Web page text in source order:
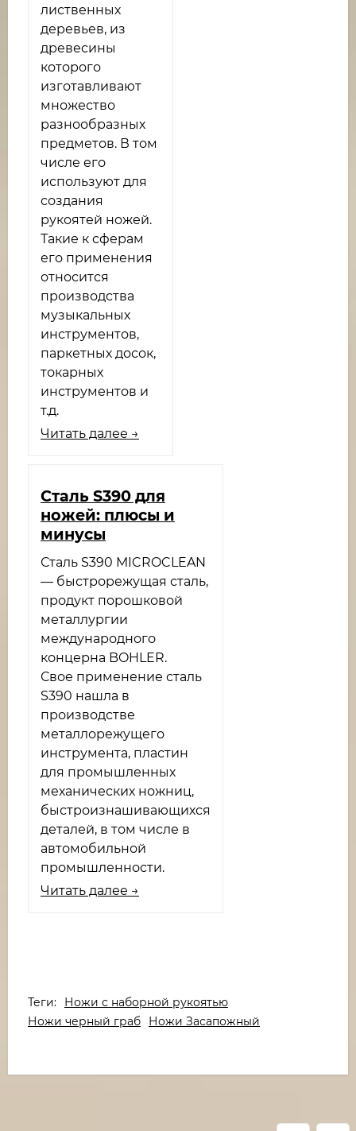
лиственных
деревьев, из
древесины
которого
изготавливают
множество
разнообразных
предметов. В том
числе его
используют для
создания
рукоятей ножей.
Такие к сферам
его применения
относится
производства
музыкальных
инструментов,
паркетных досок,
токарных
инструментов и
т.д.
Читать далее →
Сталь S390 для
ножей: плюсы и
минусы
Сталь S390 MICROCLEAN
— быстрорежущая сталь,
продукт порошковой
металлургии
международного
концерна BOHLER.
Свое применение сталь
S390 нашла в
производстве
металлорежущего
инструмента, пластин
для промышленных
механических ножниц,
быстроизнашивающихся
деталей, в том числе в
автомобильной
промышленности.
Читать далее →
Теги:
Ножи с наборной рукоятью
Ножи черный граб
Ножи Засапожный